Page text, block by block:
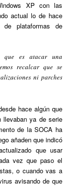
XP con las
actual lo de hace
plataformas de
que es atacar una
recalcar que se
ni parches
hace algún que
llevaban ya de serie
de la SOCA ha
añaden que indicó
que usar
vez que paso el
o cuando vas a
avisando de que